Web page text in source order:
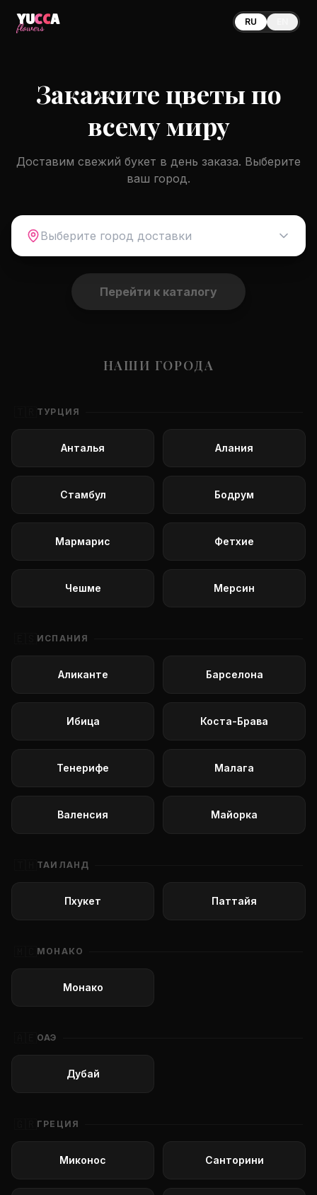
YUCCA
flowers RU
Закажите цветы по
всему миру
Доставим свежий букет в день заказа. Выберите
ваш город.
Выберите город доставки
Перейти к каталогу
НАШИ ГОРОДА
ТУРЦИЯ
Анталья Алания
Стамбул Бодрум
Мармарис Фетхие
Чешме Мерсин
ИСПАНИЯ
Аликанте Барселона
Ибица Коста-Брава
Тенерифе Малага
Валенсия Майорка
ТАИЛАНД
Пхукет Паттайя
МОНАКО
Монако
ОАЭ
Дубай
ГРЕЦИЯ
Миконос Санторини